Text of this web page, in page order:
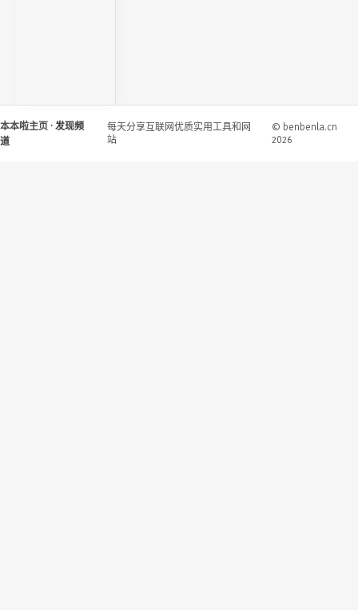
本本啦主页 · 发现频
道
每天分享互联网优质实用工具和网
站
© benbenla.cn
2026